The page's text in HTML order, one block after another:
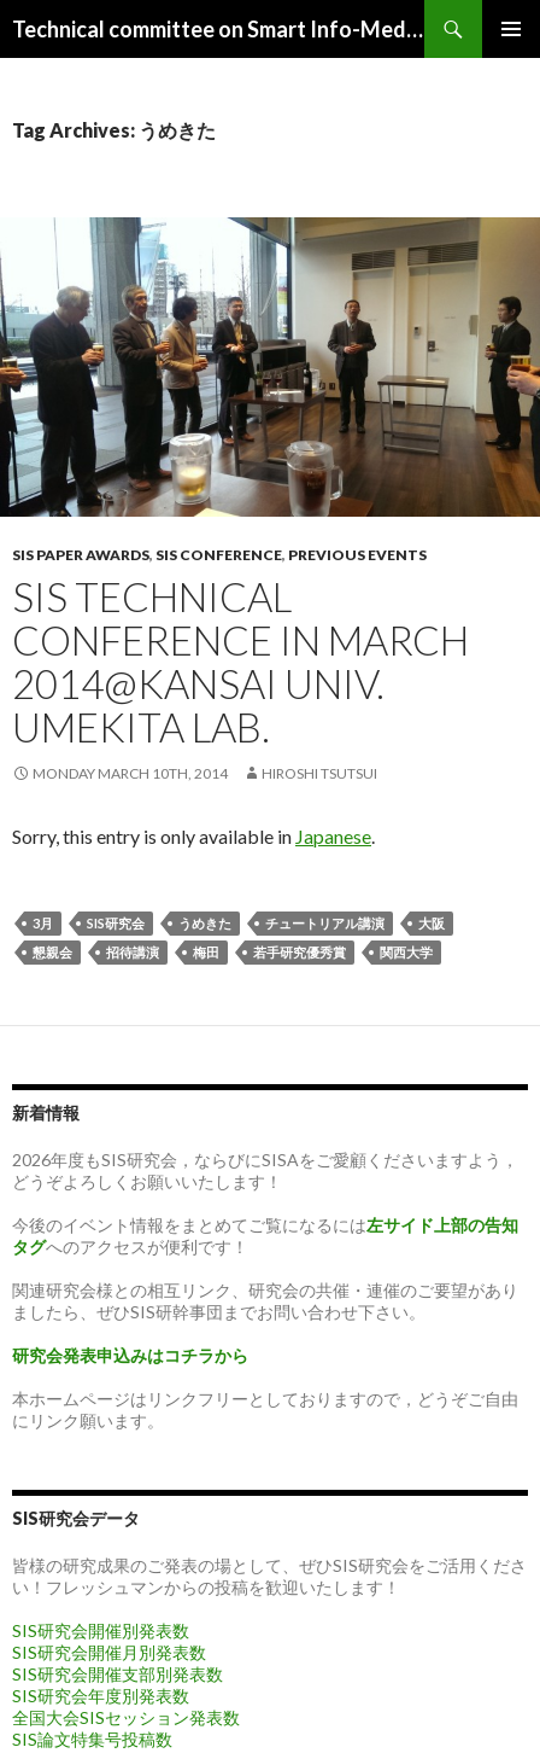
Technical committee on Smart Info-Media Systems (SIS), IEICE
Tag Archives: うめきた
SIS PAPER AWARDS, SIS CONFERENCE, PREVIOUS EVENTS
SIS TECHNICAL
CONFERENCE IN MARCH
2014@KANSAI UNIV.
UMEKITA LAB.
MONDAY MARCH 10TH, 2014 HIROSHI TSUTSUI
Sorry, this entry is only available in Japanese.
3月 SIS研究会 うめきた チュートリアル講演
大阪
懇親会
招待講演 梅田 若手研究優秀賞 関西大学
新着情報
2026年度もSIS研究会，ならびにSISAをご愛顧くださいますよう，
どうぞよろしくお願いいたします！
今後のイベント情報をまとめてご覧になるには左サイド上部の告知
タグへのアクセスが便利です！
関連研究会様との相互リンク、研究会の共催・連催のご要望があり
ましたら、ぜひSIS研幹事団までお問い合わせ下さい。
研究会発表申込みはコチラから
本ホームページはリンクフリーとしておりますので，どうぞご自由
にリンク願います。
SIS研究会データ
皆様の研究成果のご発表の場として、ぜひSIS研究会をご活用くださ
い！フレッシュマンからの投稿を歓迎いたします！
SIS研究会開催別発表数
SIS研究会開催月別発表数
SIS研究会開催支部別発表数
SIS研究会年度別発表数
全国大会SISセッション発表数
SIS論文特集号投稿数